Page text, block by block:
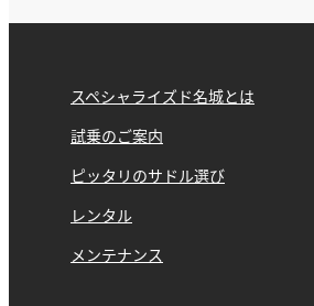
スペシャライズド名城とは
試乗のご案内
ピッタリのサドル選び
レンタル
メンテナンス